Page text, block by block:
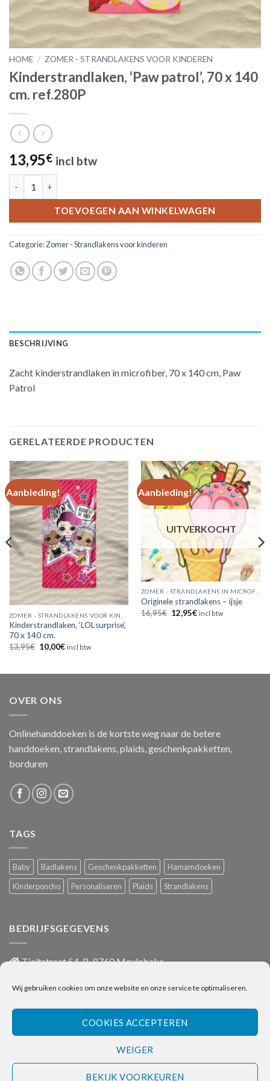
Wij gebruiken cookies om onze website en onze service te optimaliseren.
COOKIES ACCEPTEREN
WEIGER
BEKIJK VOORKEUREN
HOME / ZOMER - STRANDLAKENS VOOR KINDEREN
Kinderstrandlaken, ‘Paw patrol’, 70 x 140
cm. ref.280P
13,95€ incl btw
TOEVOEGEN AAN WINKELWAGEN
Categorie:Zomer - Strandlakens voor kinderen
BESCHRIJVING
Zacht kinderstrandlaken in microfiber, 70 x 140 cm, Paw
Patrol
GERELATEERDE PRODUCTEN
Aanbieding!
Kinderstrandlaken, ‘LOLsurprise’,
70 x 140 cm.
13,95€ Oorspronkelijke
prijs
10,00€Huidige
incl btw
Aanbieding!
UITVERKOCHT
Originele strandlakens – ijsje
16,95€ Oorspronkelijke
prijs
12,95€Huidige
incl btw
OVER ONS
Onlinehanddoeken is de kortste weg naar de betere
handdoeken, strandlakens, plaids, geschenkpakketten,
borduren
TAGS
Baby Badlakens Geschenkpakketten
Hamamdoeken
Kinderponcho
Personaliseren Plaids Strandlakens
BEDRIJFSGEGEVENS
Tieltstraat 54, B-8760 Meulebeke
info@onlinehanddoeken.be
BTW nr.: BE0860.852.630
Visa Bancontact
Bank
Transfer
IDeal